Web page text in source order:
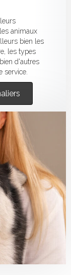
animaux
bien les
les types
d'autres
service.